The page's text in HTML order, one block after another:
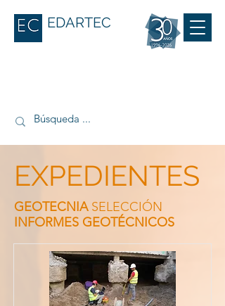
EDARTEC
EXPEDIENTES
GEOTECNIASELECCIÓN
INFORMES GEOTÉCNICOS